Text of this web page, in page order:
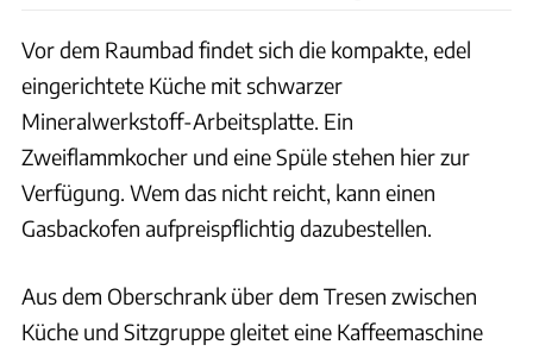
Vor dem Raumbad findet sich die kompakte, edel
eingerichtete Küche mit schwarzer
Mineralwerkstoff-Arbeitsplatte. Ein
Zweiflammkocher und eine Spüle stehen hier zur
Verfügung. Wem das nicht reicht, kann einen
Gasbackofen aufpreispflichtig dazubestellen.
Aus dem Oberschrank über dem Tresen zwischen
Küche und Sitzgruppe gleitet eine Kaffeemaschine